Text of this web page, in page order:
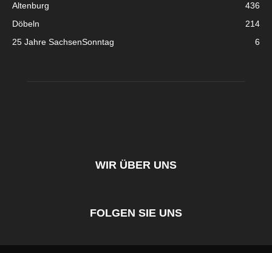
Altenburg
436
Döbeln
214
25 Jahre SachsenSonntag
6
WIR ÜBER UNS
FOLGEN SIE UNS